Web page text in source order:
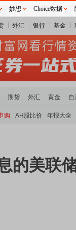
外汇 银行 基金
期货 外汇 黄金 自
购 AH股比价 年报大全
的美联
妙想 Choice数据